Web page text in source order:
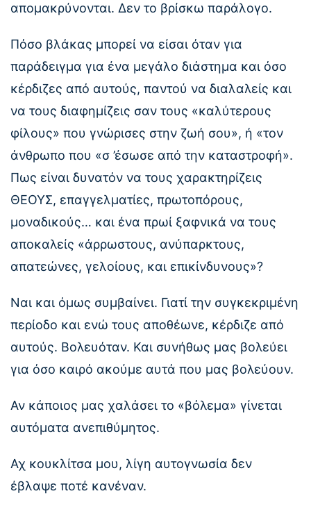
απομακρύνονται. Δεν το βρίσκω παράλογο.
Πόσο βλάκας μπορεί να είσαι όταν για
παράδειγμα για ένα μεγάλο διάστημα και όσο
κέρδιζες από αυτούς, παντού να διαλαλείς και
να τους διαφημίζεις σαν τους «καλύτερους
φίλους» που γνώρισες στην ζωή σου», ή «τον
άνθρωπο που «σ ’έσωσε από την καταστροφή».
Πως είναι δυνατόν να τους χαρακτηρίζεις
ΘΕΟΥΣ, επαγγελματίες, πρωτοπόρους,
μοναδικούς… και ένα πρωί ξαφνικά να τους
αποκαλείς «άρρωστους, ανύπαρκτους,
απατεώνες, γελοίους, και επικίνδυνους»?
Ναι και όμως συμβαίνει. Γιατί την συγκεκριμένη
περίοδο και ενώ τους αποθέωνε, κέρδιζε από
αυτούς. Βολευόταν. Και συνήθως μας βολεύει
για όσο καιρό ακούμε αυτά που μας βολεύουν.
Αν κάποιος μας χαλάσει το «βόλεμα» γίνεται
αυτόματα ανεπιθύμητος.
Αχ κουκλίτσα μου, λίγη αυτογνωσία δεν
έβλαψε ποτέ κανέναν.